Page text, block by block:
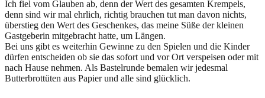
Ich fiel vom Glauben ab, denn der Wert des gesamten Krempels,
denn sind wir mal ehrlich, richtig brauchen tut man davon nichts,
überstieg den Wert des Geschenkes, das meine Süße der kleinen
Gastgeberin mitgebracht hatte, um Längen.
Bei uns gibt es weiterhin Gewinne zu den Spielen und die Kinder
dürfen entscheiden ob sie das sofort und vor Ort verspeisen oder mit
nach Hause nehmen. Als Bastelrunde bemalen wir jedesmal
Butterbrottüten aus Papier und alle sind glücklich.